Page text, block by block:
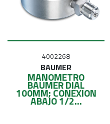
4002268
BAUMER
MANOMETRO
BAUMER DIAL
100MM; CONEXION
ABAJO 1/2...